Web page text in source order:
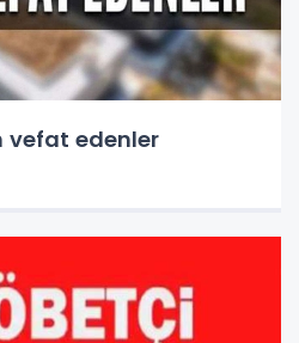
vefat edenler